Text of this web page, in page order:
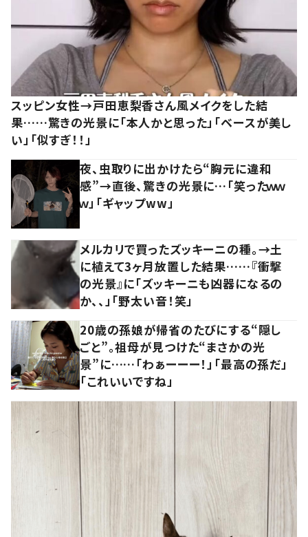
スッピン女性→戸田恵梨香さん風メイクをした結
果……驚きの光景に「本人かと思った」「ベースが美し
い」「似すぎ！！」
夜、虫取りに出かけたら“胸元に違和
感”→直後、驚きの光景に…「笑ったｗｗ
ｗ」「ギャップww」
メルカリで買ったズッキーニの種。→土
に植えて3ヶ月放置した結果……『衝撃
の光景』に「ズッキーニも凶器になるの
か、、」「野太い音！笑」
20歳の孫娘が帰省のたびにする“隠し
ごと”。祖母が見つけた“まさかの光
景”に……「わぁーーー！」「最高の孫だ」
「これいいですね」